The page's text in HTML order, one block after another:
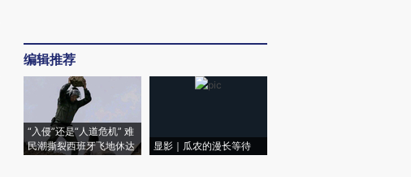
编辑推荐
“入侵”还是“人道危机” 难
民潮撕裂西班牙飞地休达
显影｜瓜农的漫长等待